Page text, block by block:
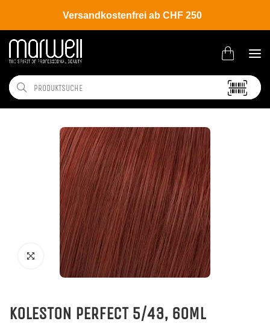
Versandkostenfrei ab CHF 250
Shop Brands Wella
KOLESTON PERFECT 5/43, 60ML